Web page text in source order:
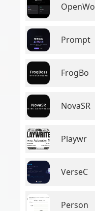
OpenWo
Prompt
FrogBo
NovaSR
Playwr
VerseC
Person